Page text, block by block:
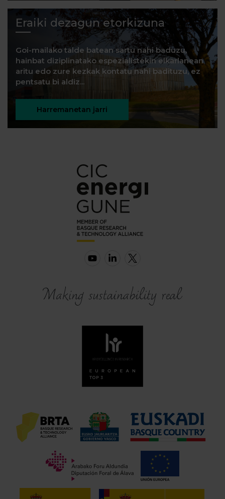
Eraiki dezagun etorkizuna
Goi-mailako talde batean sartu nahi baduzu,
hainbat diziplinatako espezialistekin elkarlanean
aritu edo zure kezkak kontatu nahi badituzu, ez
pentsatu bi aldiz...
Harremanetan jarri